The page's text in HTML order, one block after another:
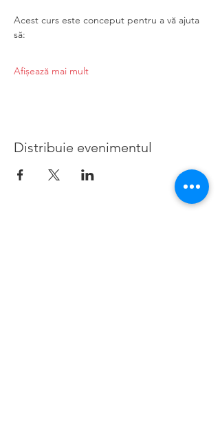
Acest curs este conceput pentru a vă ajuta
să:
Afișează mai mult
Distribuie evenimentul